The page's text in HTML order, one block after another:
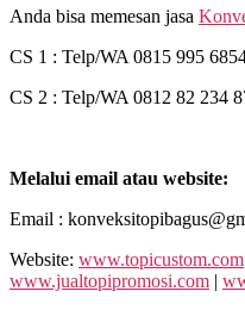
Anda bisa memesan jasa
CS 1 : Telp/WA 0815 995
CS 2 : Telp/WA 0812 82 234
Melalui email atau website:
Email :
Website: www.topicustom.com
www.jualtopipromosi.com |